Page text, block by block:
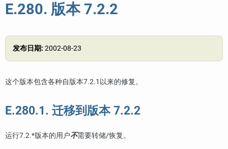
E.280. 版本 7.2.2
发布日期: 2002-08-23
这个版本包含各种自版本7.2.1以来的修复。
E.280.1. 迁移到版本 7.2.2
运行7.2.*版本的用户不需要转储/恢复。